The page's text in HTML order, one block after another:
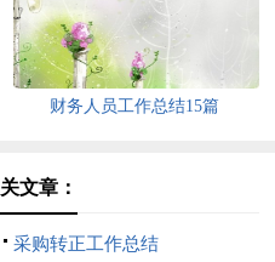
财务人员工作总结15篇
文章：
采购转正工作总结